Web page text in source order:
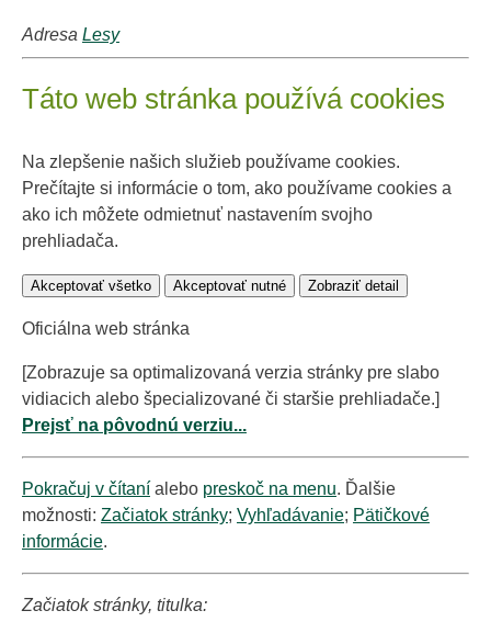
Adresa Lesy
Táto web stránka používá cookies
Na zlepšenie našich služieb používame cookies.
Prečítajte si informácie o tom, ako používame cookies a
ako ich môžete odmietnuť nastavením svojho
prehliadača.
Akceptovať všetko Akceptovať nutné Zobraziť detail
Oficiálna web stránka
[Zobrazuje sa optimalizovaná verzia stránky pre slabo
vidiacich alebo špecializované či staršie prehliadače.]
Prejsť na pôvodnú verziu...
Pokračuj v čítaní alebo preskoč na menu. Ďalšie
možnosti: Začiatok stránky; Vyhľadávanie; Pätičkové
informácie.
Začiatok stránky, titulka: